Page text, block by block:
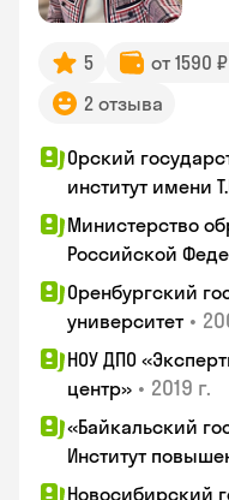
5 от 1590
2 отзыва
Орский
институт имени
Министерство
Российской
Оренбургский
университет •
НОУ ДПО
центр» • 2019 г.
«Байкальский
Институт
Новосибирский